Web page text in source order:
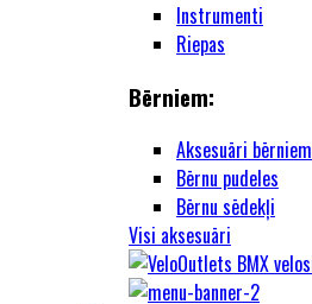
Instrumenti
Riepas
Bērniem:
Aksesuāri bērniem
Bērnu pudeles
Bērnu sēdekļi
Visi aksesuāri